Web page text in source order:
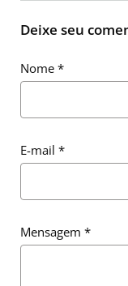
Deixe seu
Nome *
E-mail *
Mensagem *